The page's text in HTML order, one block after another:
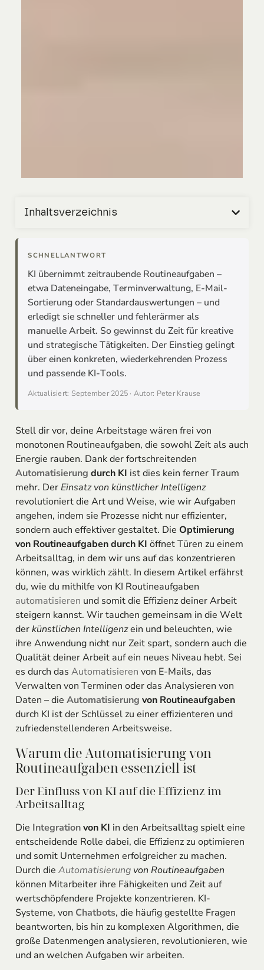
Inhaltsverzeichnis
SCHNELLANTWORT
KI übernimmt zeitraubende Routineaufgaben –
etwa Dateneingabe, Terminverwaltung, E-Mail-
Sortierung oder Standardauswertungen – und
erledigt sie schneller und fehlerärmer als
manuelle Arbeit. So gewinnst du Zeit für kreative
und strategische Tätigkeiten. Der Einstieg gelingt
über einen konkreten, wiederkehrenden Prozess
und passende KI-Tools.
Aktualisiert: September 2025 · Autor: Peter Krause
Stell dir vor, deine Arbeitstage wären frei von
monotonen Routineaufgaben, die sowohl Zeit als auch
Energie rauben. Dank der fortschreitenden
Automatisierung durch KI ist dies kein ferner Traum
mehr. DerEinsatz von künstlicher Intelligenz
revolutioniert die Art und Weise, wie wir Aufgaben
angehen, indem sie Prozesse nicht nur effizienter,
sondern auch effektiver gestaltet. Die Optimierung
von Routineaufgaben durch KI öffnet Türen zu einem
Arbeitsalltag, in dem wir uns auf das konzentrieren
können, was wirklich zählt. In diesem Artikel erfährst
du, wie du mithilfe von KI Routineaufgaben
automatisieren und somit die Effizienz deiner Arbeit
steigern kannst. Wir tauchen gemeinsam in die Welt
derkünstlichen Intelligenzein und beleuchten, wie
ihre Anwendung nicht nur Zeit spart, sondern auch die
Qualität deiner Arbeit auf ein neues Niveau hebt. Sei
es durch das Automatisieren von E-Mails, das
Verwalten von Terminen oder das Analysieren von
Daten – die Automatisierung von Routineaufgaben
durch KI ist der Schlüssel zu einer effizienteren und
zufriedenstellenderen Arbeitsweise.
Warum die Automatisierung von
Routineaufgaben essenziell ist
Der Einfluss von KI auf die Effizienz im
Arbeitsalltag
Die Integrationvon KI in den Arbeitsalltag spielt eine
entscheidende Rolle dabei, die Effizienz zu optimieren
und somit Unternehmen erfolgreicher zu machen.
Durch die Automatisierungvon Routineaufgaben
können Mitarbeiter ihre Fähigkeiten und Zeit auf
wertschöpfendere Projekte konzentrieren. KI-
Systeme, von Chatbots, die häufig gestellte Fragen
beantworten, bis hin zu komplexen Algorithmen, die
große Datenmengen analysieren, revolutionieren, wie
und an welchen Aufgaben wir arbeiten.